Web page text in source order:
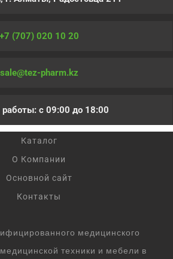
+7 (707) 020 10 20
sale@tez-pharm.kz
с 09:00 до 18:00
Каталог
О Компании
Основной сайт
Контакты
медицинского
техники и мебели в